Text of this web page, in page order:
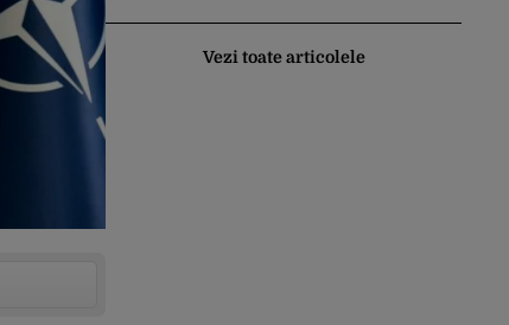
Vezi toate articolele